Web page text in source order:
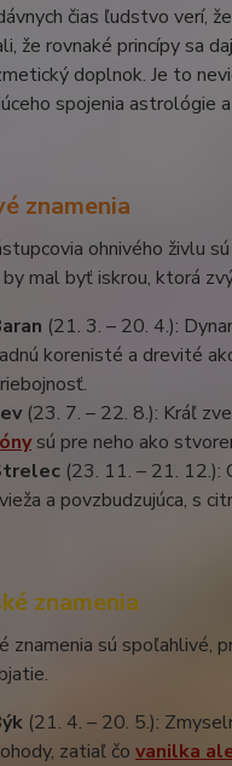
čias ľudstvo verí,
že rovnaké princípy sa
doplnok. Je to
spojenia astrológie
znamenia
ohnivého živlu
mal byť iskrou, ktorá
(21. 3. – 20. 4.):
korenisté a drevité
(23. 7. – 22. 8.): Kráľ
sú pre neho ako
(23. 11. – 21. 12.):
a povzbudzujúca, s
znamenia
znamenia sú spoľahlivé,
(21. 4. – 20. 5.):
zatiaľ čo vanilka